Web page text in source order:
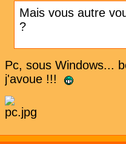
Mais vous autre
?
Pc, sous Windows...
j'avoue !!!